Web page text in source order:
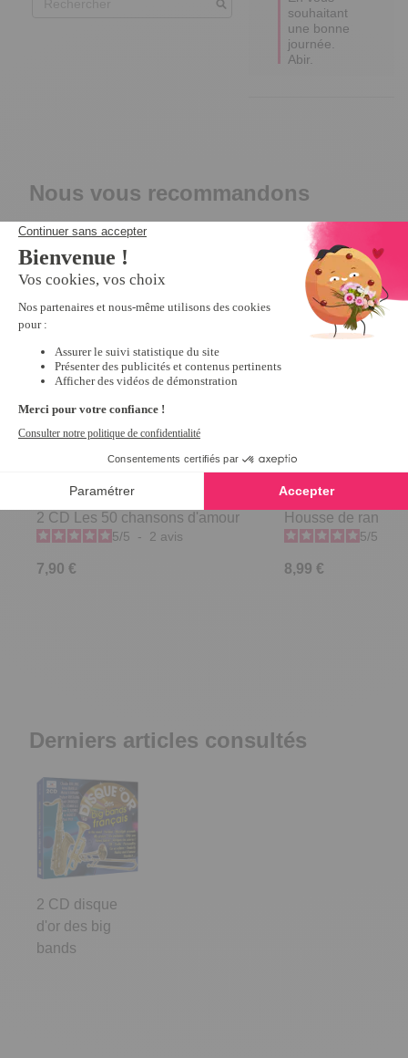
souhaitant
une bonne
journée.
Abir.
Nous vous recommandons
2 CD Les 50 chansons d'amour
5/5 - 2 avis
7,90 €
Housse de
5/5
8,99 €
Derniers articles consultés
2 CD disque
d'or des big
bands